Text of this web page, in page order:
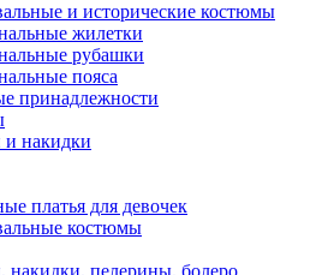
и исторические костюмы
жилетки
рубашки
пояса
принадлежности
накидки
платья для девочек
костюмы
накидки, пелерины, болеро